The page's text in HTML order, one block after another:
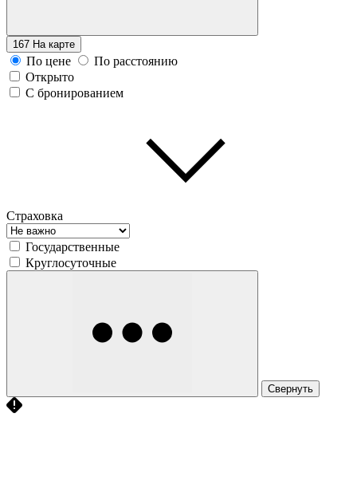
167 На карте
По цене
По расстоянию
Открыто
С бронированием
Страховка
Государственные
Круглосуточные
Свернуть